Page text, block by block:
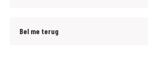
Bel me terug